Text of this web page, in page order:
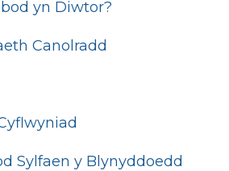
yn Diwtor?
Canolradd
Sylfaen y Blynyddoedd